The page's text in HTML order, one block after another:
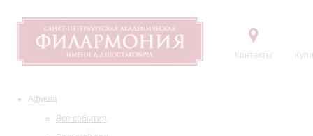
Контакты
Афиша
Все события